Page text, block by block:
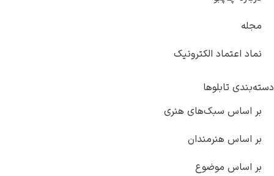
مجله
نماد اعتماد الکترونیک
تابلوها
بر اساس سبک‌های هنری
بر اساس هنرمندان
بر اساس موضوع